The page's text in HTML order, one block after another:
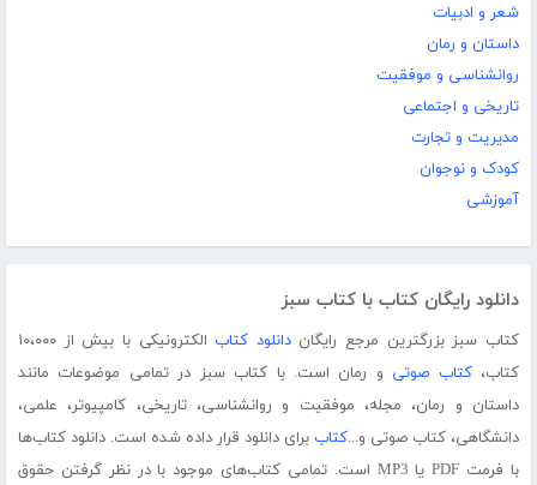
شعر و ادبیات
داستان و رمان
روانشناسی و موفقیت
تاریخی و اجتماعی
مدیریت و تجارت
کودک و نوجوان
آموزشی
دانلود رایگان کتاب با کتاب سبز
کتاب سبز بزرگترین مرجع رایگاندانلود کتاب
الکترونیکی با بیش از ۱۰،۰۰۰
کتاب،کتاب صوتی و رمان است. با کتاب سبز در تمامی موضوعات مانند
داستان و رمان، مجله، موفقیت و روانشناسی، تاریخی، کامپیوتر، علمی،
دانشگاهی، کتاب صوتی و...کتاب برای دانلود قرار داده شده است. دانلود کتاب‌ها
با فرمت PDF یا MP3 است. تمامی کتاب‌های موجود با در نظر گرفتن حقوق